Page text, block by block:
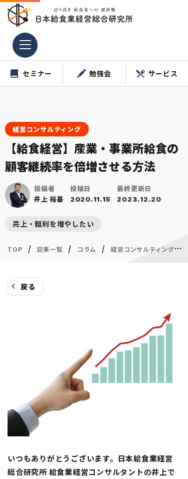
ツ
ス
プ
セミナー 勉強会 サービス
経営コンサルティング
【給食経営】産業・事業所給食の
顧客継続率を倍増させる方法
投稿者
井上 裕基
投稿日
2020.11.15
最終更新日
2023.12.20
売上・粗利を増やしたい
TOP / 記事一覧/ コラム /経営コンサルティング/
戻る
いつもありがとうございます。日本給食業経営
総合研究所 給食業経営コンサルタントの井上で